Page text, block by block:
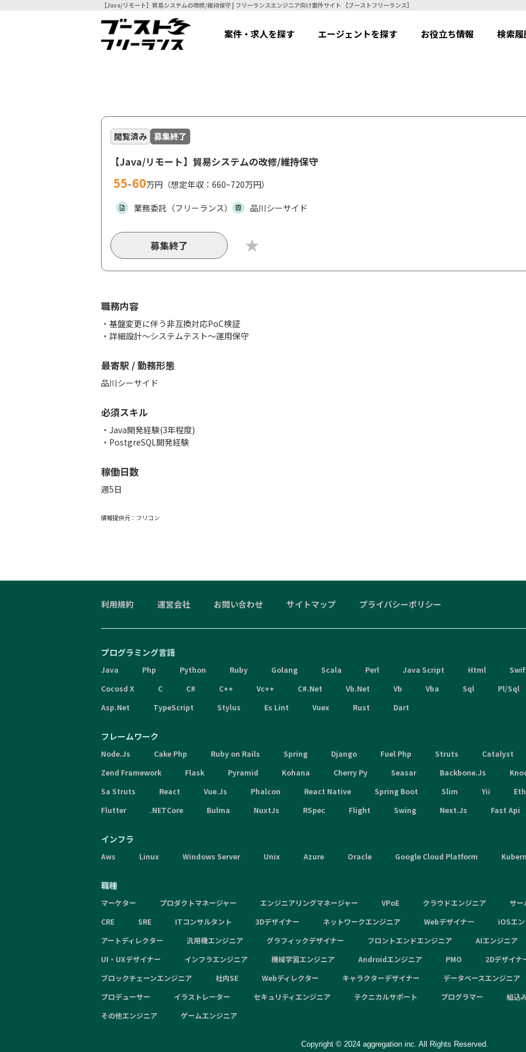
【Java/リモート】貿易システムの改修/維持保守 | フリーランスエンジニア向け案件サイト 【ブーストフリーランス】
案件・求人を探す エージェントを探す お役立ち情報 検索履
閲覧済み 募集終了
【Java/リモート】貿易システムの改修/維持保守
55~60万円（想定年収：660~720万円）
業務委託（フリーランス）
品川シーサイド
募集終了
職務内容
・基盤変更に伴う非互換対応PoC検証
・詳細設計〜システムテスト〜運用保守
最寄駅 / 勤務形態
品川シーサイド
必須スキル
・Java開発経験(3年程度)
・PostgreSQL開発経験
稼働日数
週5日
情報提供元： フリコン
利用規約 運営会社 お問い合わせ サイトマップ プライバシーポリシー
プログラミング言語
Java Php Python Ruby Golang Scala Perl Java Script Html
Cocosd X
C C# C++ Vc++ C#.Net Vb.Net Vb Vba Sql Pl/Sql
Asp.Net
TypeScript Stylus Es Lint Vuex Rust Dart
フレームワーク
Node.Js Cake Php Ruby on Rails Spring Django Fuel Php Struts Catalyst
Zend Framework
Flask Pyramid Kohana Cherry Py Seasar Backbone.Js
Sa Struts
React Vue.Js Phalcon React Native Spring Boot Slim Yii
Flutter
.NETCore Bulma NuxtJs RSpec Flight Swing Next.Js Fast Api
インフラ
Aws Linux Windows Server Unix Azure Oracle Google Cloud Platform
職種
マーケター プロダクトマネージャー エンジニアリングマネージャー VPoE クラウドエンジニア サー
CRE
SRE ITコンサルタント 3Dデザイナー ネットワークエンジニア Webデザイナー iOSエ
アートディレクター
汎用機エンジニア グラフィックデザイナー フロントエンドエンジニア AIエンジニア
UI・UXデザイナー
インフラエンジニア 機械学習エンジニア Androidエンジニア PMO 2Dデザイナ
ブロックチェーンエンジニア
社内SE Webディレクター キャラクターデザイナー データベースエンジニア
プロデューサー
イラストレーター セキュリティエンジニア テクニカルサポート プログラマー 組込
その他エンジニア
ゲームエンジニア
Copyright © 2024 aggregation inc. All Rights Reserved.